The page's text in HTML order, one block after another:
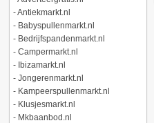
-Antiekmarkt.nl
- Babyspullenmarkt.nl
- Bedrijfspandenmarkt.nl
- Campermarkt.nl
- Ibizamarkt.nl
- Jongerenmarkt.nl
- Kampeerspullenmarkt.nl
- Klusjesmarkt.nl
- Mkbaanbod.nl